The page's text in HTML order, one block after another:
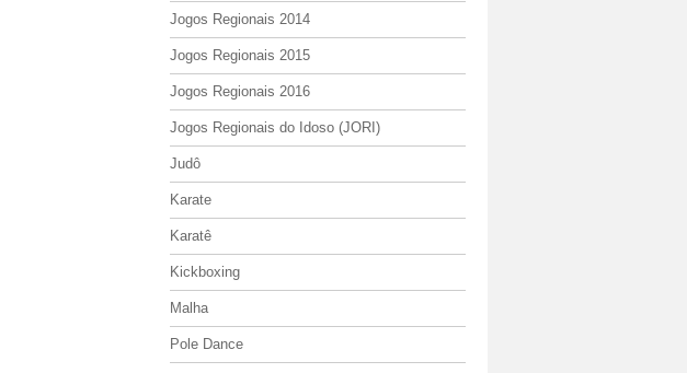
Jogos Regionais 2014
Jogos Regionais 2015
Jogos Regionais 2016
Jogos Regionais do Idoso (JORI)
Judô
Karate
Karatê
Kickboxing
Malha
Pole Dance